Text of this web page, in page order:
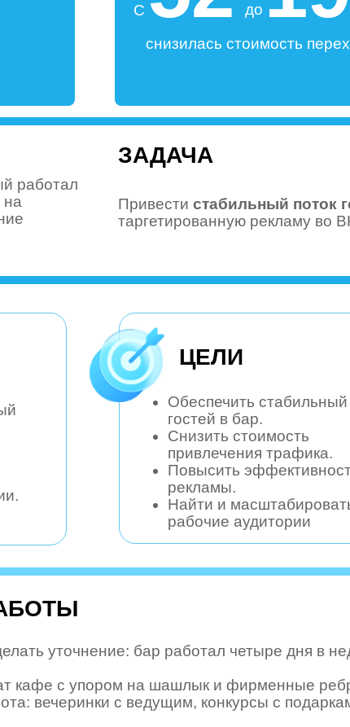
ЦЕЛИ
работал
на
С
до
снизилась стоимость
уточнение: бар работал четыре дня в
кафе с упором на шашлык и фирменные
вечеринки с ведущим, конкурсы с
Обеспечить стабильный
гостей в бар.
Снизить стоимость
привлечения трафика.
Повысить
рекламы.
Найти и
рабочие аудитории
Привести стабильный поток
таргетированную рекламу во
ЗАДАЧА